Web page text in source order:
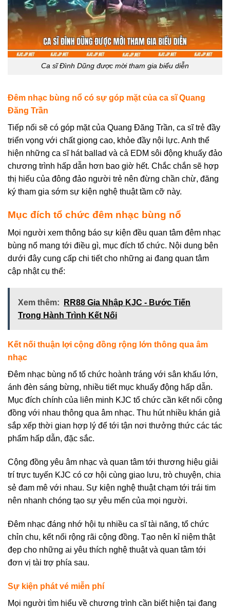
Ca sĩ Đình Dũng được mời tham gia biểu diễn
Đêm nhạc bùng nổ có sự góp mặt của ca sĩ Quang
Đăng Trần
Tiếp nối sẽ có góp mặt của Quang Đăng Trần, ca sĩ trẻ đầy
triển vọng với chất giọng cao, khỏe đầy nội lực. Anh thể
hiện những ca sĩ hát ballad và cả EDM sôi động khuấy đảo
chương trình hấp dẫn hơn bao giờ hết. Chắc chắn sẽ hợp
thị hiếu của đông đảo người trẻ nên đừng chần chừ, đăng
ký tham gia sớm sự kiện nghệ thuật tầm cỡ này.
Mục đích tổ chức đêm nhạc bùng nổ
Mọi người xem thông báo sự kiện đều quan tâm đêm nhạc
bùng nổ mang tới điều gì, mục đích tổ chức. Nội dung bên
dưới đây cung cấp chi tiết cho những ai đang quan tâm
cập nhật cụ thể:
Xem thêm:
RR88 Gia Nhập KJC - Bước Tiến
Trong Hành Trình Kết Nối
Kết nối thuận lợi cộng đồng rộng lớn thông qua âm
nhạc
Đêm nhạc bùng nổ tổ chức hoành tráng với sân khấu lớn,
ánh đèn sáng bừng, nhiều tiết mục khuấy động hấp dẫn.
Mục đích chính của liên minh KJC tổ chức cần kết nối cộng
đồng với nhau thông qua âm nhạc. Thu hút nhiều khán giả
sắp xếp thời gian hợp lý để tới tận nơi thưởng thức các tác
phẩm hấp dẫn, đặc sắc.
Cộng đồng yêu âm nhạc và quan tâm tới thương hiệu giải
trí trực tuyến KJC có cơ hội cùng giao lưu, trò chuyện, chia
sẻ đam mê với nhau. Sự kiện nghệ thuật chạm tới trái tim
nên nhanh chóng tạo sự yêu mến của mọi người.
Đêm nhạc đáng nhớ hội tụ nhiều ca sĩ tài năng, tổ chức
chỉn chu, kết nối rộng rãi cộng đồng. Tạo nên kỉ niệm thật
đẹp cho những ai yêu thích nghệ thuật và quan tâm tới
đơn vị tài trợ phía sau.
Sự kiện phát vé miễn phí
Mọi người tìm hiểu về chương trình cần biết hiện tại đang